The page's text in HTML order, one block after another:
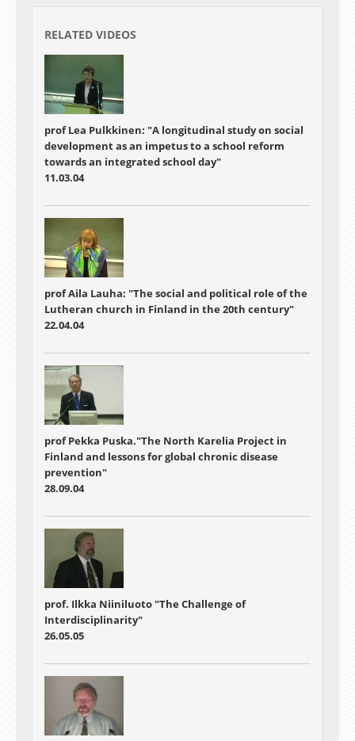
saanud mitmeid rahvusvahelisi auhindu, on
olnud valitud Soome aasta professoriks ja aasta
naiseks, saanud 2001. aastal Soome
haridusministeeriumi kõrgeima teadusauhinna.
2003. aastal tunnustas Euroopa Psühholoogide
Pulkkineni teadustööd Aristotelese auhinnaga.
Prof Pulkkineni kodulehekülg asub aadressil:
http://www.cc.jyu.fi/~leapulkk/.
RELATED VIDEOS
prof Lea Pulkkinen: "A longitudinal study on social
development as an impetus to a school reform
towards an integrated school day"
11.03.04
prof Aila Lauha: "The social and political role of the
Lutheran church in Finland in the 20th century"
22.04.04
prof Pekka Puska."The North Karelia Project in
Finland and lessons for global chronic disease
prevention"
28.09.04
prof. Ilkka Niiniluoto "The Challenge of
Interdisciplinarity"
26.05.05